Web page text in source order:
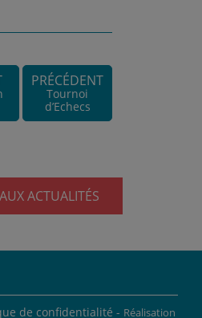
PRÉCÉDENT
Tournoi
d’Echecs
ACTUALITÉS
de confidentialité - Réalisation